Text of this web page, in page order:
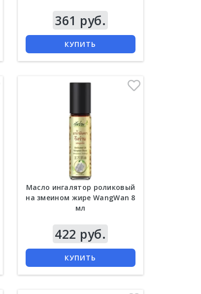
361 руб.
КУПИТЬ
Масло ингалятор роликовый
на змеином жире WangWan 8
мл
422 руб.
КУПИТЬ